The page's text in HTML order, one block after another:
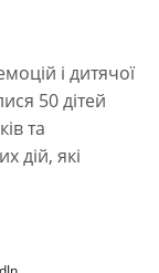
і дитячої
50 дітей
та
дій, які